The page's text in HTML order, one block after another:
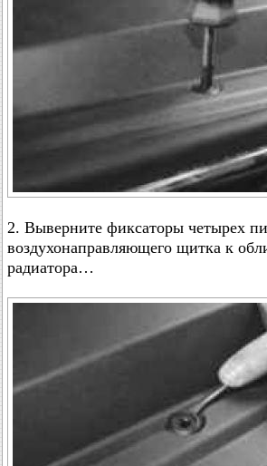
2. Выверните фиксаторы четырех
воздухонаправляющего щитка к
радиатора…